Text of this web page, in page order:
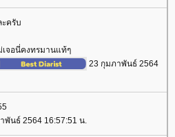
ครับ
เจอนี่คงทรมานแท้ๆ
23 กุมภาพันธ์ 2564
พันธ์ 2564 16:57:51 น.